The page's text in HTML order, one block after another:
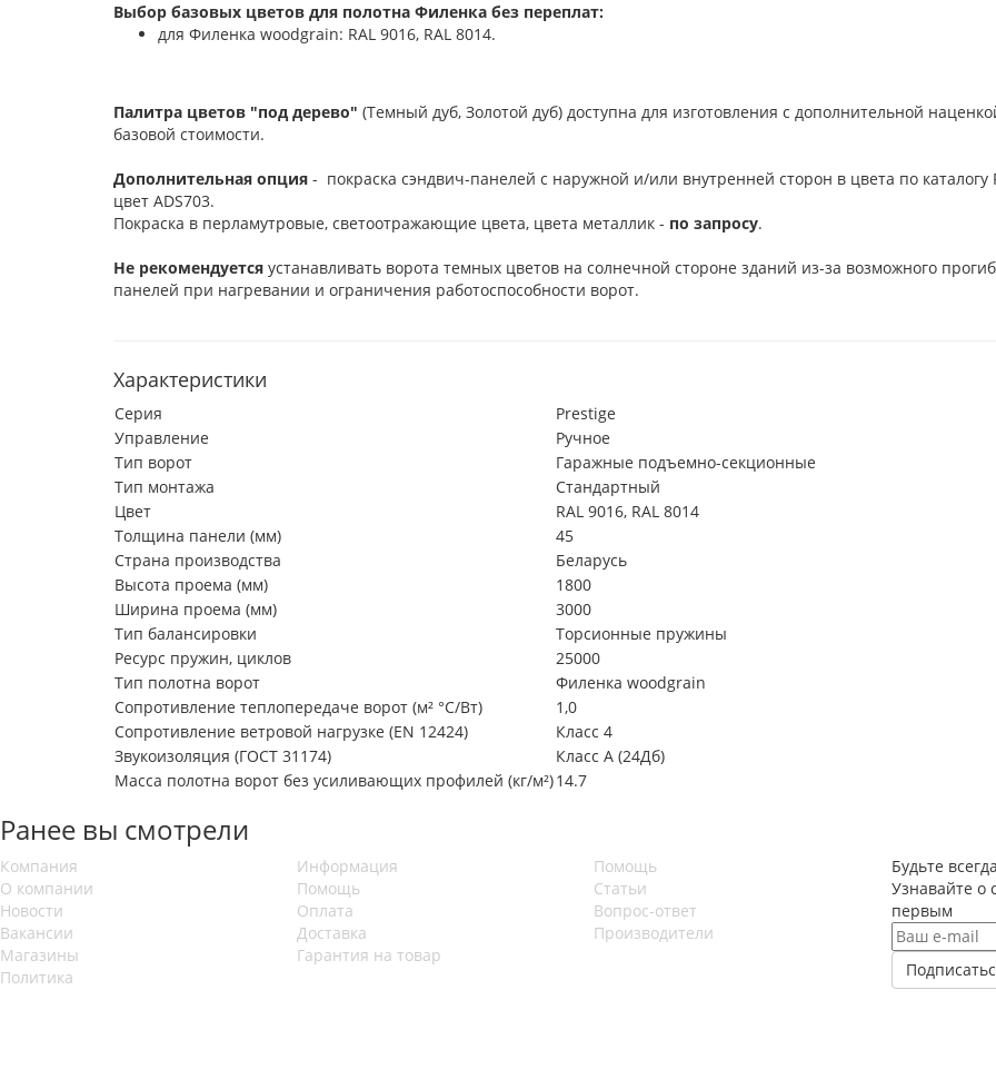
Выбор базовых цветов для полотна Филенка без переплат:
для Филенка woodgrain: RAL 9016, RAL 8014.
Палитра цветов "под дерево" (Темный дуб, Золотой дуб) доступна для изготовления с дополнительной
базовой стоимости.
Дополнительная опция - покраска сэндвич-панелей с наружной и/или внутренней сторон в цвета по каталогу
цвет ADS703.
Покраска в перламутровые, светоотражающие цвета, цвета металлик - по запросу.
Не рекомендуется устанавливать ворота темных цветов на солнечной стороне зданий из-за возможного
панелей при нагревании и ограничения работоспособности ворот.
Характеристики
Серия
Prestige
Управление
Ручное
Тип ворот
Гаражные подъемно-секционные
Тип монтажа
Стандартный
Цвет
RAL 9016, RAL 8014
Толщина панели (мм)
45
Страна производства
Беларусь
Высота проема (мм)
1800
Ширина проема (мм)
3000
Тип балансировки
Торсионные пружины
Ресурс пружин, циклов
25000
Тип полотна ворот
Филенка woodgrain
Сопротивление теплопередаче ворот (м² °С/Вт)
1,0
Сопротивление ветровой нагрузке (EN 12424)
Класс 4
Звукоизоляция (ГОСТ 31174)
Класс А (24Дб)
Масса полотна ворот без усиливающих профилей (кг/м²)14.7
Ранее вы смотрели
Компания
О компании
Новости
Вакансии
Магазины
Политика
Информация
Помощь
Оплата
Доставка
Гарантия на товар
Помощь
Статьи
Вопрос-ответ
Производители
Будьте
Узнавайте о
первым